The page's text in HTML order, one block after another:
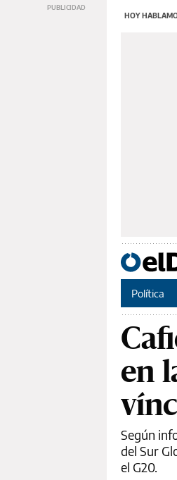
HOY
Política
en
Según
del Sur
el G20.